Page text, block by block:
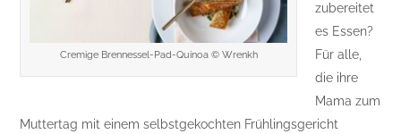
Cremige Brennessel-Pad-Quinoa © Wrenkh
zubereitet
es Essen?
Für alle,
die ihre
Mama zum
Muttertag mit einem selbstgekochten Frühlingsgericht